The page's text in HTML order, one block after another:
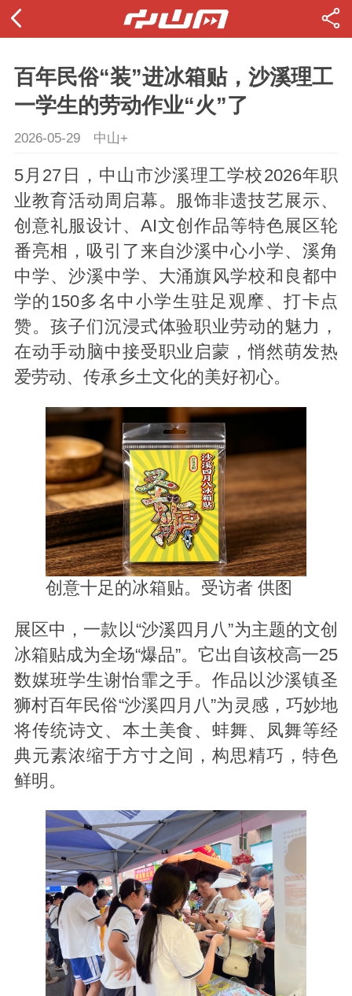
百年民俗“装”进冰箱贴，沙溪理工
一学生的劳动作业“火”了
2026-05-29 中山+
5月27日，中山市沙溪理工学校2026年职
业教育活动周启幕。服饰非遗技艺展示、
创意礼服设计、AI文创作品等特色展区轮
番亮相，吸引了来自沙溪中心小学、溪角
中学、沙溪中学、大涌旗风学校和良都中
学的150多名中小学生驻足观摩、打卡点
赞。孩子们沉浸式体验职业劳动的魅力，
在动手动脑中接受职业启蒙，悄然萌发热
爱劳动、传承乡土文化的美好初心。
创意十足的冰箱贴。受访者 供图
展区中，一款以“沙溪四月八”为主题的文创
冰箱贴成为全场“爆品”。它出自该校高一25
数媒班学生谢怡霏之手。作品以沙溪镇圣
狮村百年民俗“沙溪四月八”为灵感，巧妙地
将传统诗文、本土美食、蚌舞、凤舞等经
典元素浓缩于方寸之间，构思精巧，特色
鲜明。